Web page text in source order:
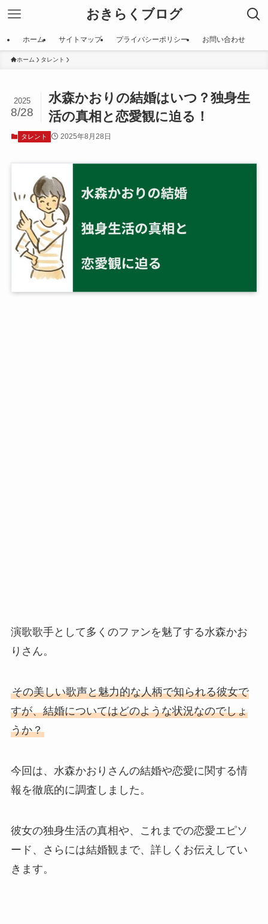
おきらくブログ
ホーム サイトマップ プライバシーポリシー お問い合わせ
ホーム タレント
水森かおりの結婚はいつ？独身生
活の真相と恋愛観に迫る！
2025
8/28
タレント 2025年8月28日
演歌歌手として多くのファンを魅了する水森かお
りさん。
その美しい歌声と魅力的な人柄で知られる彼女で
すが、結婚についてはどのような状況なのでしょ
うか？
今回は、水森かおりさんの結婚や恋愛に関する情
報を徹底的に調査しました。
彼女の独身生活の真相や、これまでの恋愛エピソ
ード、さらには結婚観まで、詳しくお伝えしてい
きます。